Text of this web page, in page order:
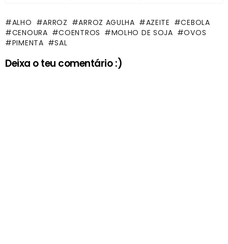
ALHO ARROZ ARROZ AGULHA AZEITE
CEBOLA
CENOURA
COENTROS MOLHO DE SOJA
OVOS
PIMENTA
SAL
Deixa o teu comentário :)